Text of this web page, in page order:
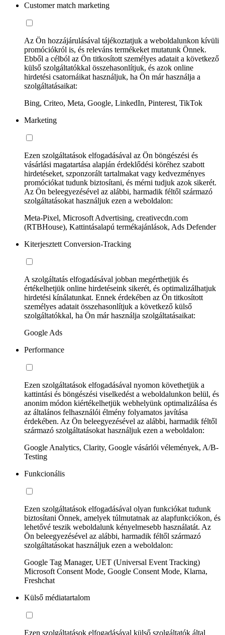
Customer match marketing
Az Ön hozzájárulásával tájékoztatjuk a weboldalunkon kívüli
promóciókról is, és releváns termékeket mutatunk Önnek.
Ebből a célból az Ön titkosított személyes adatait a következő
külső szolgáltatókkal összehasonlítjuk, és azok online
hirdetési csatornáikat használjuk, ha Ön már használja a
szolgáltatásaikat:
Bing, Criteo, Meta, Google, LinkedIn, Pinterest, TikTok
Marketing
Ezen szolgáltatások elfogadásával az Ön böngészési és
vásárlási magatartása alapján érdeklődési köréhez szabott
hirdetéseket, szponzorált tartalmakat vagy kedvezményes
promóciókat tudunk biztosítani, és mérni tudjuk azok sikerét.
Az Ön beleegyezésével az alábbi, harmadik féltől származó
szolgáltatásokat használjuk ezen a weboldalon:
Meta-Pixel, Microsoft Advertising, creativecdn.com
(RTBHouse), Kattintásalapú termékajánlások, Ads Defender
Kiterjesztett Conversion-Tracking
A szolgáltatás elfogadásával jobban megérthetjük és
értékelhetjük online hirdetéseink sikerét, és optimalizálhatjuk
hirdetési kínálatunkat. Ennek érdekében az Ön titkosított
személyes adatait összehasonlítjuk a következő külső
szolgáltatókkal, ha Ön már használja szolgáltatásaikat:
Google Ads
Performance
Ezen szolgáltatások elfogadásával nyomon követhetjük a
kattintási és böngészési viselkedést a weboldalunkon belül, és
anonim módon kiértékelhetjük webhelyünk optimalizálása és
az általános felhasználói élmény folyamatos javítása
érdekében. Az Ön beleegyezésével az alábbi, harmadik féltől
származó szolgáltatásokat használjuk ezen a weboldalon:
Google Analytics, Clarity, Google vásárlói vélemények, A/B-
Testing
Funkcionális
Ezen szolgáltatások elfogadásával olyan funkciókat tudunk
biztosítani Önnek, amelyek túlmutatnak az alapfunkciókon, és
lehetővé teszik weboldalunk kényelmesebb használatát. Az
Ön beleegyezésével az alábbi, harmadik féltől származó
szolgáltatásokat használjuk ezen a weboldalon:
Google Tag Manager, UET (Universal Event Tracking)
Microsoft Consent Mode, Google Consent Mode, Klarna,
Freshchat
Külső médiatartalom
Ezen szolgáltatások elfogadásával külső szolgáltatók által